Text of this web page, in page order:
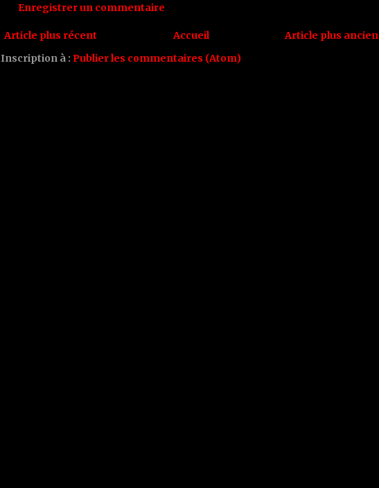
Enregistrer un commentaire
Article plus récent Article plus ancien
Accueil
Inscription à : Publier les commentaires (Atom)